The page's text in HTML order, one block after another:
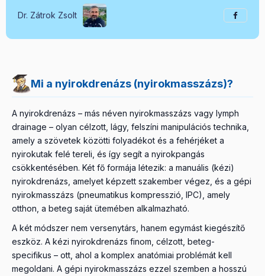
Dr. Zátrok Zsolt
Mi a nyirokdrenázs (nyirokmasszázs)?
A nyirokdrenázs – más néven nyirokmasszázs vagy lymph
drainage – olyan célzott, lágy, felszíni manipulációs technika,
amely a szövetek közötti folyadékot és a fehérjéket a
nyirokutak felé tereli, és így segít a nyirokpangás
csökkentésében. Két fő formája létezik: a manuális (kézi)
nyirokdrenázs, amelyet képzett szakember végez, és a gépi
nyirokmasszázs (pneumatikus kompresszió, IPC), amely
otthon, a beteg saját ütemében alkalmazható.
A két módszer nem versenytárs, hanem egymást kiegészítő
eszköz. A kézi nyirokdrenázs finom, célzott, beteg-
specifikus – ott, ahol a komplex anatómiai problémát kell
megoldani. A gépi nyirokmasszázs ezzel szemben a hosszú